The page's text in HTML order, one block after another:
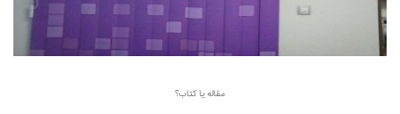
مقاله یا کتاب؟